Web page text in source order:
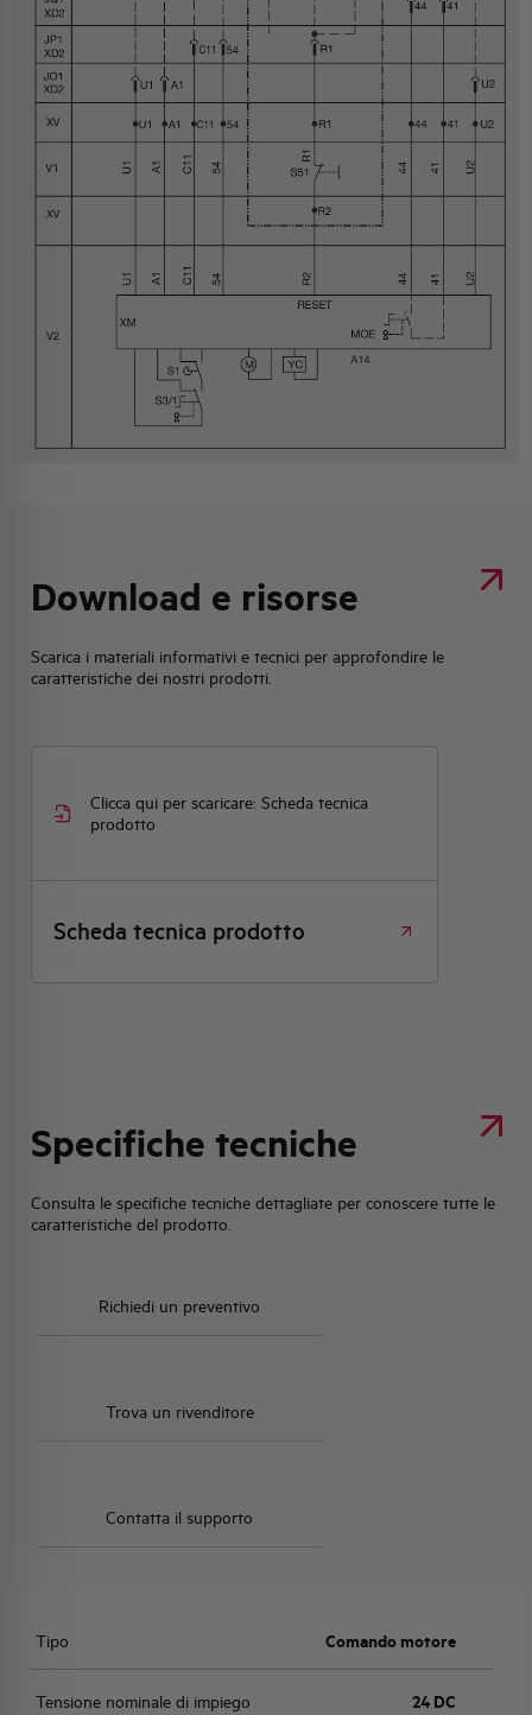
Download e risorse
Scarica i materiali informativi e tecnici per approfondire le
caratteristiche dei nostri prodotti.
Clicca qui per scaricare: Scheda tecnica
prodotto
Scheda tecnica prodotto
Specifiche tecniche
Consulta le specifiche tecniche dettagliate per conoscere tutte le
caratteristiche del prodotto.
Richiedi un preventivo
Trova un rivenditore
Contatta il supporto
Tipo Comando motore
Tensione nominale di impiego
24 DC